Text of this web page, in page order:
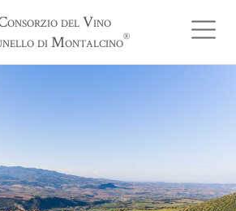
del Vino
di Montalcino®